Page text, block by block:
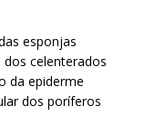
esponjas
dos celenterados
da epiderme
dos poríferos